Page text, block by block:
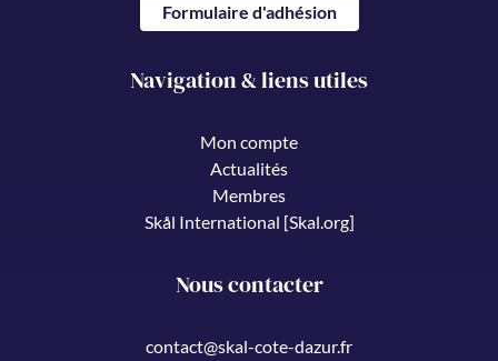
Formulaire d'adhésion
Navigation & liens utiles
Mon compte
Actualités
Membres
Skål International [Skal.org]
Nous contacter
contact@skal-cote-dazur.fr